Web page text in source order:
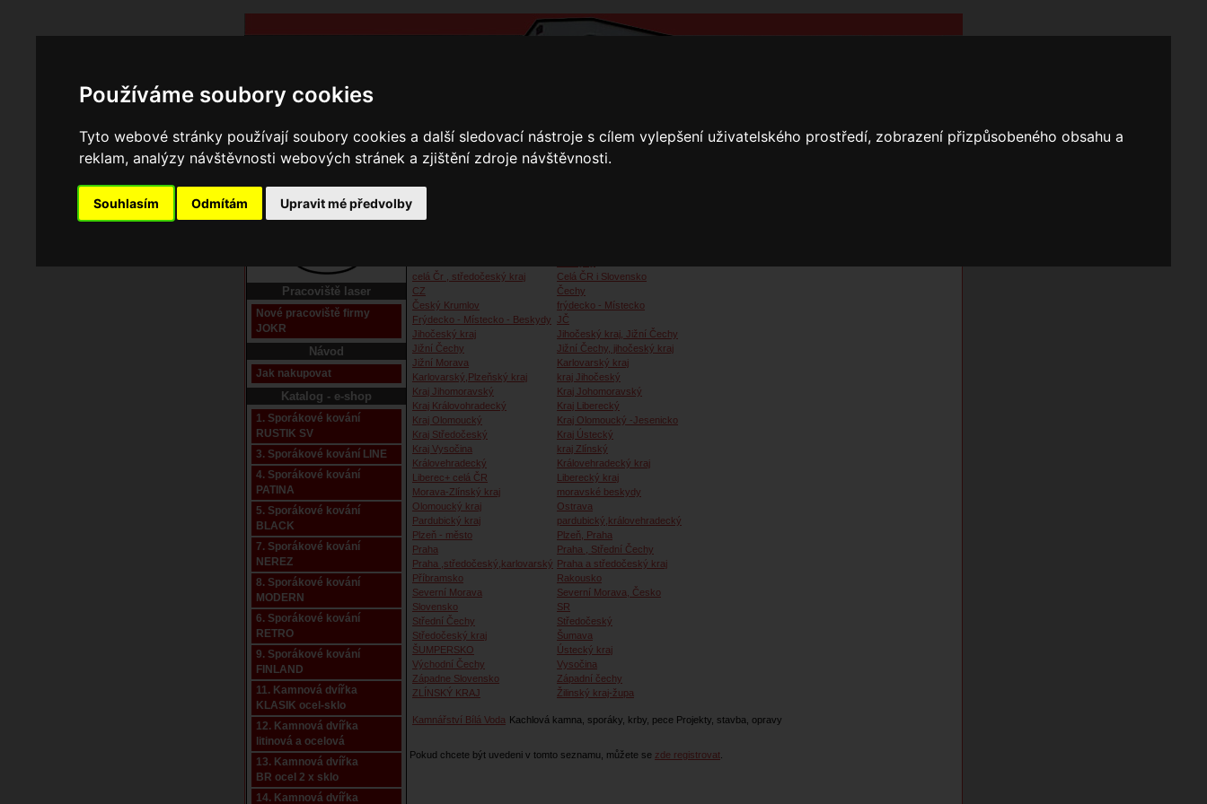
Používáme soubory cookies
Tyto webové stránky používají soubory cookies a další sledovací nástroje s cílem vylepšení uživatelského prostředí, zobrazení přizpůsobeného obsahu a
reklam, analýzy návštěvnosti webových stránek a zjištění zdroje návštěvnosti.
Souhlasím Odmítám Upravit mé předvolby
Domů Kontakty
Pracoviště laser
Nové pracoviště firmy
JOKR
Návod
Jak nakupovat
Katalog - e-shop
1. Sporákové kování
RUSTIK SV
3. Sporákové kování LINE
4. Sporákové kování
PATINA
5. Sporákové kování
BLACK
7. Sporákové kování
NEREZ
8. Sporákové kování
MODERN
6. Sporákové kování
RETRO
9. Sporákové kování
FINLAND
11. Kamnová dvířka
KLASIK ocel-sklo
12. Kamnová dvířka
litinová a ocelová
13. Kamnová dvířka
BR ocel 2 x sklo
14. Kamnová dvířka
celá Čr , středočeský kraj
Celá ČR i Slovensko
CZ
Čechy
Český Krumlov
frýdecko - Místecko
Frýdecko - Místecko - Beskydy JČ
Jihočeský kraj
Jihočeský kraj, Jižní Čechy
Jižní Čechy
Jižní Čechy, jihočeský kraj
Jižní Morava
Karlovarský kraj
Karlovarský,Plzeňský kraj
kraj Jihočeský
Kraj Jihomoravský
Kraj Johomoravský
Kraj Královohradecký
Kraj Liberecký
Kraj Olomoucký
Kraj Olomoucký -Jesenicko
Kraj Středočeský
Kraj Ústecký
Kraj Vysočina
kraj Zlínský
Královehradecký
Královehradecký kraj
Liberec+ celá ČR
Liberecký kraj
Morava-Zlínský kraj
moravské beskydy
Olomoucký kraj
Ostrava
Pardubický kraj
pardubický,královehradecký
Plzeň - město
Plzeň, Praha
Praha
Praha , Střední Čechy
Praha ,středočeský,karlovarský Praha a středočeský kraj
Příbramsko
Rakousko
Severní Morava
Severní Morava, Česko
Slovensko
SR
Střední Čechy
Středočeský
Středočeský kraj
Šumava
ŠUMPERSKO
Ústecký kraj
Východní Čechy
Vysočina
Západne Slovensko
Západní čechy
ZLÍNSKÝ KRAJ
Žilinský kraj-župa
Kamnářství Bílá Voda Kachlová kamna, sporáky, krby, pece Projekty, stavba, opravy
Pokud chcete být uvedeni v tomto seznamu, můžete se zde registrovat